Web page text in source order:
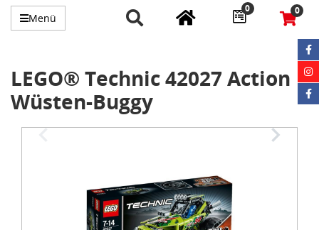
Menü
0 0
LEGO® Technic 42027 Action
Wüsten-Buggy